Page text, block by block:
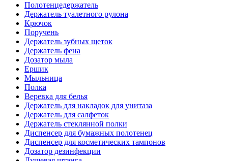
Полотенцедержатель
Держатель туалетного рулона
Крючок
Поручень
Держатель зубных щеток
Держатель фена
Дозатор мыла
Eршик
Мыльница
Полка
Веревка для белья
Держатель для накладок для унитаза
Держатель для салфеток
Держатель стеклянной полки
Диспенсер для бумажных полотенец
Диспенсер для косметических тампонов
Дозатор дезинфекции